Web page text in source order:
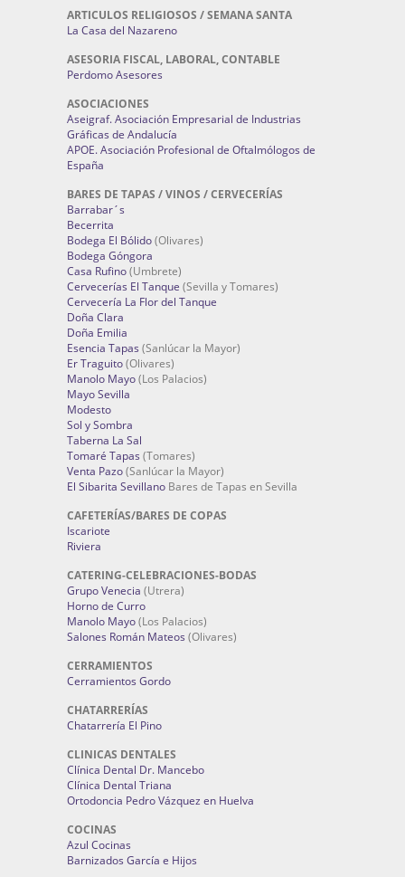
ARTICULOS RELIGIOSOS / SEMANA SANTA
La Casa del Nazareno
ASESORIA FISCAL, LABORAL, CONTABLE
Perdomo Asesores
ASOCIACIONES
Aseigraf. Asociación Empresarial de Industrias
Gráficas de Andalucía
APOE. Asociación Profesional de Oftalmólogos de
España
BARES DE TAPAS / VINOS / CERVECERÍAS
Barrabar´s
Becerrita
Bodega El Bólido(Olivares)
Bodega Góngora
Casa Rufino(Umbrete)
Cervecerías El Tanque (Sevilla y Tomares)
Cervecería La Flor del Tanque
Doña Clara
Doña Emilia
Esencia Tapas (Sanlúcar la Mayor)
Er Traguito(Olivares)
Manolo Mayo(Los Palacios)
Mayo Sevilla
Modesto
Sol y Sombra
Taberna La Sal
Tomaré Tapas (Tomares)
Venta Pazo(Sanlúcar la Mayor)
El Sibarita Sevillano Bares de Tapas en Sevilla
CAFETERÍAS/BARES DE COPAS
Iscariote
Riviera
CATERING-CELEBRACIONES-BODAS
Grupo Venecia (Utrera)
Horno de Curro
Manolo Mayo(Los Palacios)
Salones Román Mateos (Olivares)
CERRAMIENTOS
Cerramientos Gordo
CHATARRERÍAS
Chatarrería El Pino
CLINICAS DENTALES
Clínica Dental Dr. Mancebo
Clínica Dental Triana
Ortodoncia Pedro Vázquez en Huelva
COCINAS
Azul Cocinas
Barnizados García e Hijos